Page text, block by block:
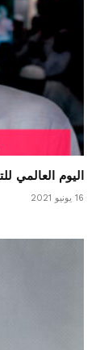
اليوم العالمي
16 يونيو 2021